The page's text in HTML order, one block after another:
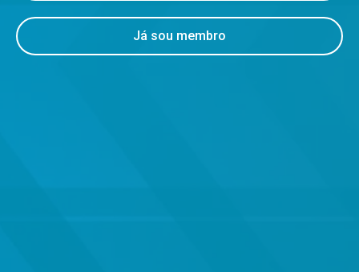
Já sou membro